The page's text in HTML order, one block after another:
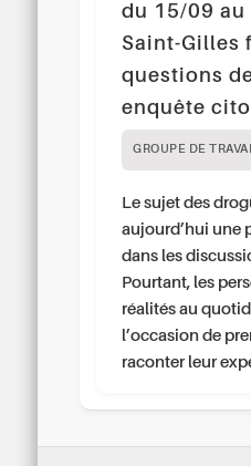
du 15/09 au
Saint-Gilles
questions
enquête
GROUPE DE
Le sujet des
aujourd’hui une
dans les
Pourtant, les
réalités au
l’occasion de
raconter leur